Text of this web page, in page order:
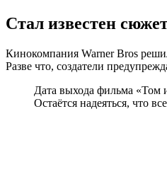
Стал известен
Кинокомпания Warner Bros
Разве что, создатели
Дата выхода фильма «Том
Остаётся надеяться, что